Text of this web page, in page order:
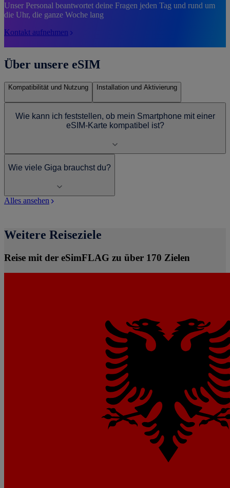
Unser Personal beantwortet deine Fragen jeden Tag und rund um
die Uhr, die ganze Woche lang
Kontakt aufnehmen
Über unsere eSIM
Kompatibilität und Nutzung Installation und Aktivierung
Wie kann ich feststellen, ob mein Smartphone mit einer
eSIM-Karte kompatibel ist?
Wie viele Giga brauchst du?
Alles ansehen
Weitere Reiseziele
Reise mit der eSimFLAG zu über 170 Zielen